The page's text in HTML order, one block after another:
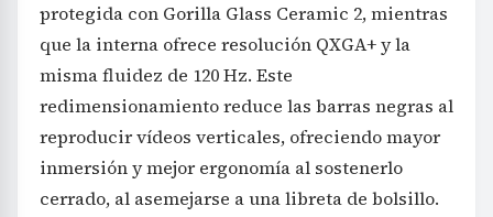
protegida con Gorilla Glass Ceramic 2, mientras
que la interna ofrece resolución QXGA+ y la
misma fluidez de 120 Hz. Este
redimensionamiento reduce las barras negras al
reproducir vídeos verticales, ofreciendo mayor
inmersión y mejor ergonomía al sostenerlo
cerrado, al asemejarse a una libreta de bolsillo.